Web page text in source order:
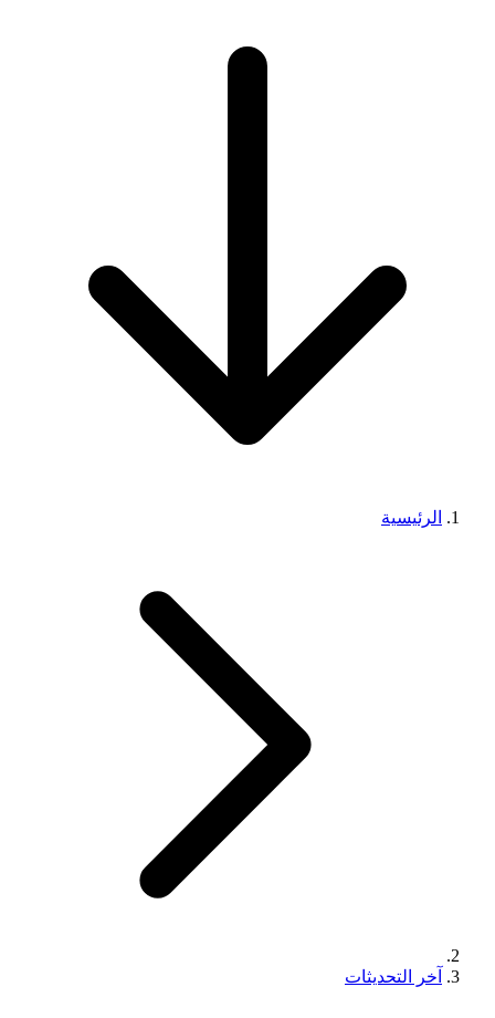
الرئيسية
آخر التحديثات